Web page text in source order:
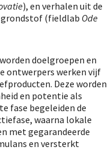
), en verhalen uit de
grondstof (fieldlab Ode
doelgroepen en
ontwerpers werken vijf
Deze worden
en potentie als
fase begeleiden de
waarna lokale
met gegarandeerde
en versterkt